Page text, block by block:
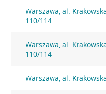
Warszawa, al. Krakowska
110/114
Warszawa, al. Krakowska
110/114
Warszawa, al.